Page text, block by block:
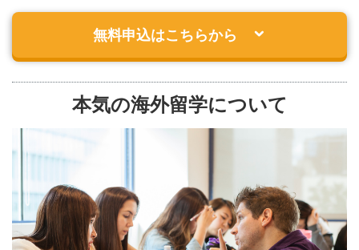
無料申込はこちらから
本気の海外留学について